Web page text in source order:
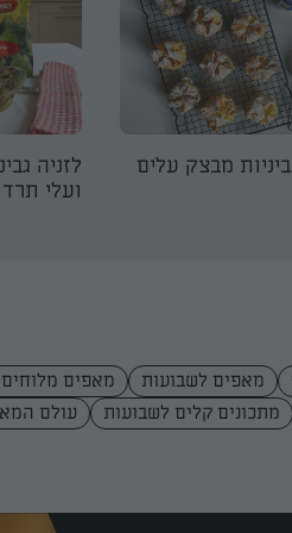
מבצק עלים
לזניה
ועלי תרד
מאפים לשבועות
מאפים מלוחים
מתכונים קלים לשבועות
עולם